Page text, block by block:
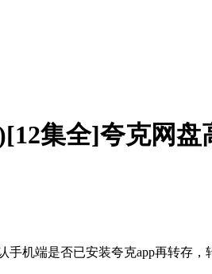
集全]夸克网盘
机端是否已安装夸克app再转存，